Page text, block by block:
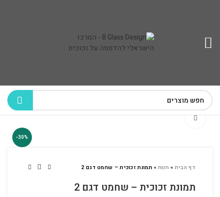
-30%
לחץ להגדלה
דף הבית» חנות»תמונת זכוכית – שחמט דגם 2
תמונת זכוכית – שחמט דגם 2